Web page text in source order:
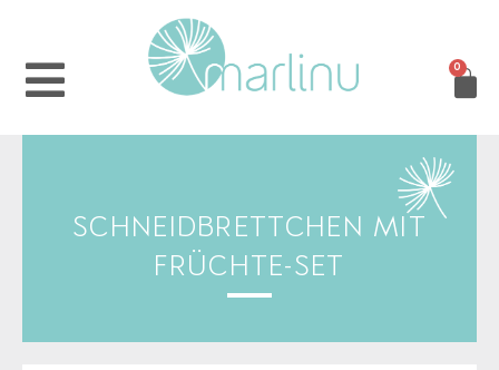
0
SCHNEIDBRETTCHEN MIT
FRÜCHTE-SET